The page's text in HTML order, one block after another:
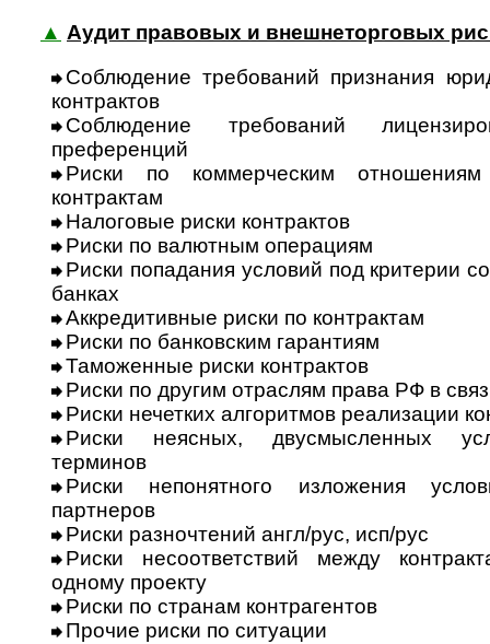
▲ Аудит правовых и внешнеторговых
Соблюдение требований признания
контрактов
Соблюдение требований
преференций
Риски по коммерческим
контрактам
Налоговые риски контрактов
Риски по валютным операциям
Риски попадания условий под кри­терии
банках
Аккредитивные риски по контрактам
Риски по банковским гарантиям
Таможенные риски контрактов
Риски по другим отраслям права РФ в
Риски нечетких алгоритмов реали­за­ции
Риски неясных, двусмысленных
терминов
Риски непонятного изложения
партнеров
Риски разночтений англ/рус, исп/рус
Риски несоответствий между
одному проекту
Риски по странам контрагентов
Прочие риски по ситуации